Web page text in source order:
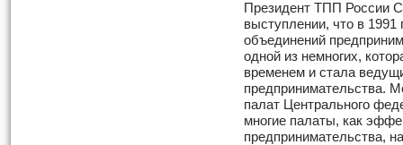
Президент ТПП России
выступлении, что в
объединений
одной из немногих,
временем и стала
предпринимательства.
палат Центрального
многие палаты, как
предпринимательства,